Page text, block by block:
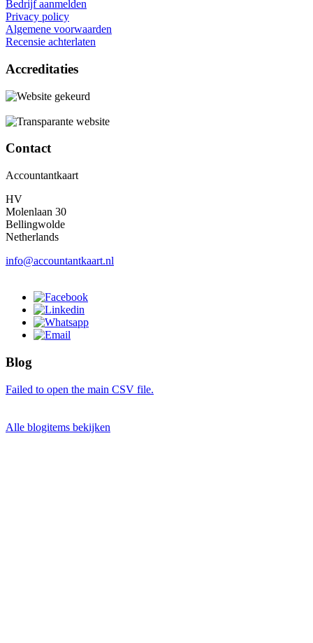
Bedrijf aanmelden
Privacy policy
Algemene voorwaarden
Recensie achterlaten
Accreditaties
Contact
Accountantkaart
HV
Molenlaan 30
Bellingwolde
Netherlands
info@accountantkaart.nl
Blog
Failed to open the main CSV file.
Alle blogitems bekijken